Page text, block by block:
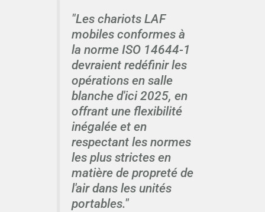
"Les chariots LAF
mobiles conformes à
la norme ISO 14644-1
devraient redéfinir les
opérations en salle
blanche d'ici 2025, en
offrant une flexibilité
inégalée et en
respectant les normes
les plus strictes en
matière de propreté de
l'air dans les unités
portables."